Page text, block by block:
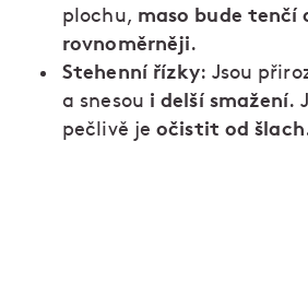
plochu, maso bude tenčí
rovnoměrněji.
Stehenní řízky: Jsou
a snesou i delší smažení.
pečlivě jeočistit od šlach